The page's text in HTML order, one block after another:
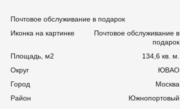
Почтовое обслуживание в подарок
Иконка на картинке
Почтовое обслуживание в
подарок
Площадь, м2
134,6 кв. м.
Округ
ЮВАО
Город
Москва
Район
Южнопортовый